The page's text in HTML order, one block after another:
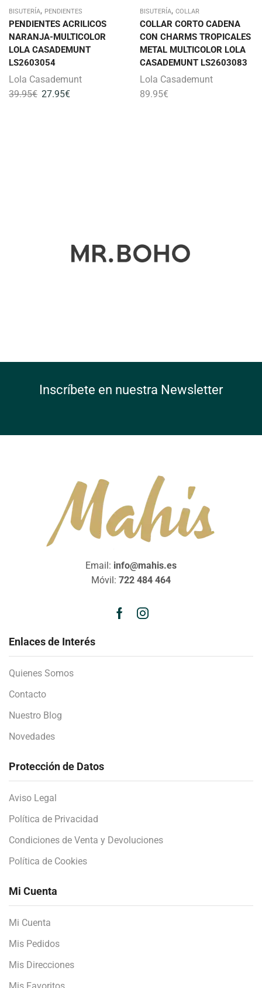
BISUTERÍA, PENDIENTES
PENDIENTES ACRILICOS
NARANJA-MULTICOLOR
LOLA CASADEMUNT
LS2603054
Lola Casademunt
39.95€ 27.95€
BISUTERÍA, COLLAR
COLLAR CORTO CADENA
CON CHARMS TROPICALES
METAL MULTICOLOR LOLA
CASADEMUNT LS2603083
Lola Casademunt
89.95€
Inscríbete en nuestra Newsletter
Email: info@mahis.es
Móvil: 722 484 464
Enlaces de Interés
Quienes Somos
Contacto
Nuestro Blog
Novedades
Protección de Datos
Aviso Legal
Política de Privacidad
Condiciones de Venta y Devoluciones
Política de Cookies
Mi Cuenta
Mi Cuenta
Mis Pedidos
Mis Direcciones